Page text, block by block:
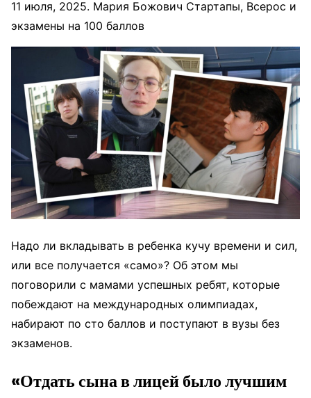
11 июля, 2025. Мария Божович Стартапы, Всерос и
экзамены на 100 баллов
Надо ли вкладывать в ребенка кучу времени и сил,
или все получается «само»? Об этом мы
поговорили с мамами успешных ребят, которые
побеждают на международных олимпиадах,
набирают по сто баллов и поступают в вузы без
экзаменов.
«Отдать сына в лицей было лучшим